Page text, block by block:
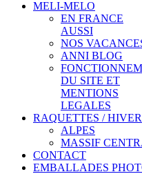
MELI-MELO
EN FRANCE
AUSSI
NOS
ANNI BLOG
DU SITE ET
MENTIONS
LEGALES
RAQUETTES / HIVER
ALPES
MASSIF
CONTACT
EMBALLADES